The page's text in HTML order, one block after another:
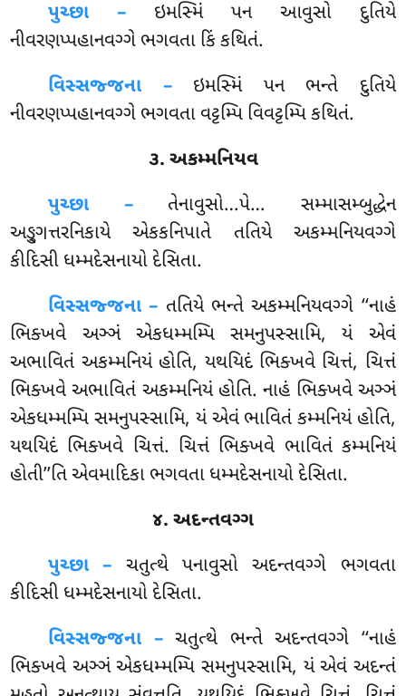
પુચ્છા –ઇમસ્મિં પન આવુસો દુતિયે
નીવરણપ્પહાનવગ્ગે ભગવતા કિં કથિતં.
વિસ્સજ્જના –ઇમસ્મિં પન ભન્તે દુતિયે
નીવરણપ્પહાનવગ્ગે ભગવતા વટ્ટમ્પિ વિવટ્ટમ્પિ કથિતં.
૩. અકમ્મનિયવ
પુચ્છા –તેનાવુસો…પે… સમ્માસમ્બુદ્ધેન
અઙ્ગુત્તરનિકાયે એકકનિપાતે તતિયે અકમ્મનિયવગ્ગે
કીદિસી ધમ્મદેસનાયો દેસિતા.
વિસ્સજ્જના – તતિયે ભન્તે અકમ્મનિયવગ્ગે ‘‘નાહં
ભિક્ખવે અઞ્ઞં એકધમ્મમ્પિ સમનુપસ્સામિ, યં એવં
અભાવિતં અકમ્મનિયં હોતિ, યથયિદં ભિક્ખવે ચિત્તં, ચિત્તં
ભિક્ખવે અભાવિતં અકમ્મનિયં હોતિ. નાહં ભિક્ખવે અઞ્ઞં
એકધમ્મમ્પિ સમનુપસ્સામિ, યં એવં ભાવિતં કમ્મનિયં હોતિ,
યથયિદં ભિક્ખવે ચિત્તં. ચિત્તં ભિક્ખવે ભાવિતં કમ્મનિયં
હોતી’’તિ એવમાદિકા ભગવતા ધમ્મદેસનાયો દેસિતા.
૪. અદન્તવગ્ગ
પુચ્છા – ચતુત્થેપનાવુસો અદન્તવગ્ગે ભગવતા
કીદિસી ધમ્મદેસનાયો દેસિતા.
વિસ્સજ્જના –ચતુત્થે ભન્તે અદન્તવગ્ગે ‘‘નાહં
ભિક્ખવે અઞ્ઞં એકધમ્મમ્પિ સમનુપસ્સામિ, યં એવં અદન્તં